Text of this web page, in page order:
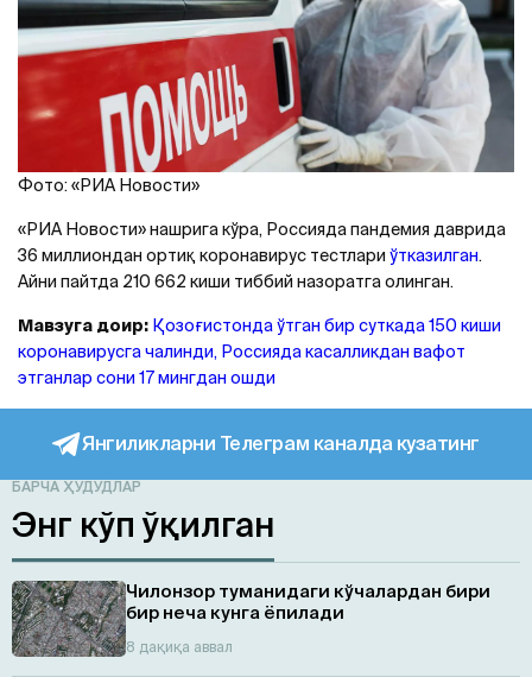
Фото: «РИA Новости»
«РИA Новости» нашрига кўра, Россияда пандемия даврида
36 миллиондан ортиқ коронавирус тестлари ўтказилган.
Aйни пайтда 210 662 киши тиббий назоратга олинган.
Мавзуга доир: Қозоғистонда ўтган бир суткада 150 киши
коронавирусга чалинди, Россияда касалликдан вафот
этганлар сони 17 мингдан ошди
Янгиликларни Телеграм каналда кузатинг
БАРЧА ҲУДУДЛАР
Энг кўп ўқилган
Чилонзор туманидаги кўчалардан бири
бир неча кунга ёпилади
8 дақиқа аввал